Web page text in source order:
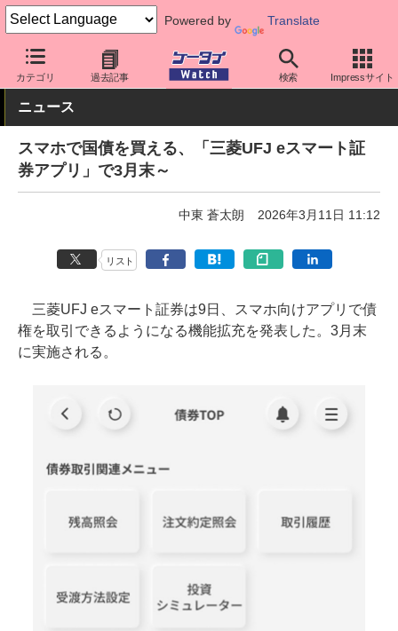
Powered by Translate
カテゴリ 過去記事 検索 Impressサイト
ケータイ Watch アプリ・サービス 決済/金融
ニュース
スマホで国債を買える、「三菱UFJ eスマート証
券アプリ」で3月末～
中東 蒼太朗 2026年3月11日 11:12
リスト
三菱UFJ eスマート証券は9日、スマホ向けアプリで債
権を取引できるようになる機能拡充を発表した。3月末
に実施される。